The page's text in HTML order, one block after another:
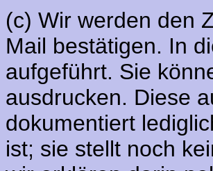
(c) Wir werden den
Mail bestätigen. In
aufgeführt. Sie
ausdrucken. Diese
dokumentiert
ist; sie stellt noch